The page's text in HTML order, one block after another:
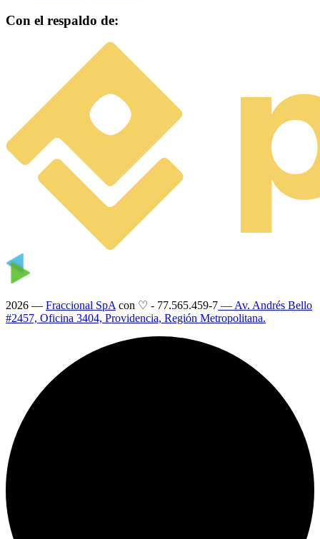
Con el respaldo de:
2026 — Fraccional SpAcon ♡ - 77.565.459-7 — Av. Andrés Bello
#2457, Oficina 3404, Providencia, Región Metropolitana.